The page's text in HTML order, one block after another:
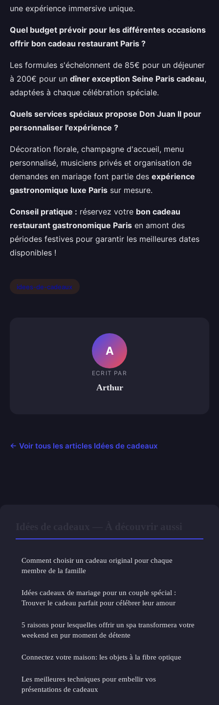
une expérience immersive unique.
Quel budget prévoir pour les différentes occasions
offrir bon cadeau restaurant Paris ?
Les formules s'échelonnent de 85€ pour un déjeuner
à 200€ pour un dîner exception Seine Paris cadeau,
adaptées à chaque célébration spéciale.
Quels services spéciaux propose Don Juan II pour
personnaliser l'expérience ?
Décoration florale, champagne d'accueil, menu
personnalisé, musiciens privés et organisation de
demandes en mariage font partie des expérience
gastronomique luxe Paris sur mesure.
Conseil pratique : réservez votre bon cadeau
restaurant gastronomique Paris en amont des
périodes festives pour garantir les meilleures dates
disponibles !
idees-de-cadeaux
A
ECRIT PAR
Arthur
← Voir tous les articles Idées de cadeaux
Comment choisir un cadeau original pour chaque
membre de la famille
Idées cadeaux de mariage pour un couple spécial :
Trouver le cadeau parfait pour célébrer leur amour
5 raisons pour lesquelles offrir un spa transformera votre
weekend en pur moment de détente
Connectez votre maison: les objets à la fibre optique
Les meilleures techniques pour embellir vos
présentations de cadeaux